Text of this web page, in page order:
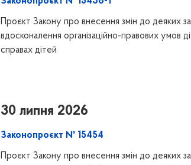
Проєкт Закону про внесення змін до деяких
вдосконалення організаційно-правових умов
справах дітей
30 липня 2026
Законопроєкт № 15454
Проєкт Закону про внесення змін до деяких